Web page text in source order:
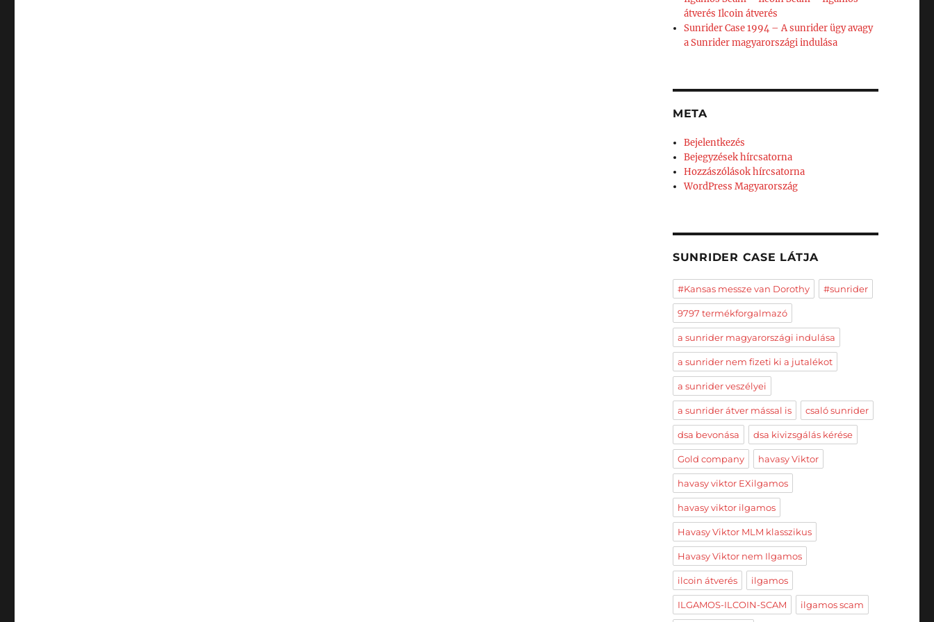
átverés Ilcoin átverés
Sunrider Case 1994 – A sunrider ügy avagy
a Sunrider magyarországi indulása
META
Bejelentkezés
Bejegyzések hírcsatorna
Hozzászólások hírcsatorna
WordPress Magyarország
SUNRIDER CASE LÁTJA
#Kansas messze van Dorothy #sunrider
9797 termékforgalmazó
a sunrider magyarországi indulása
a sunrider nem fizeti ki a jutalékot
a sunrider veszélyei
a sunrider átver mással is csaló sunrider
dsa bevonása dsa kivizsgálás kérése
Gold company havasy Viktor
havasy viktor EXilgamos
havasy viktor ilgamos
Havasy Viktor MLM klasszikus
Havasy Viktor nem Ilgamos
ilcoin átverés ilgamos
ILGAMOS-ILCOIN-SCAM ilgamos scam